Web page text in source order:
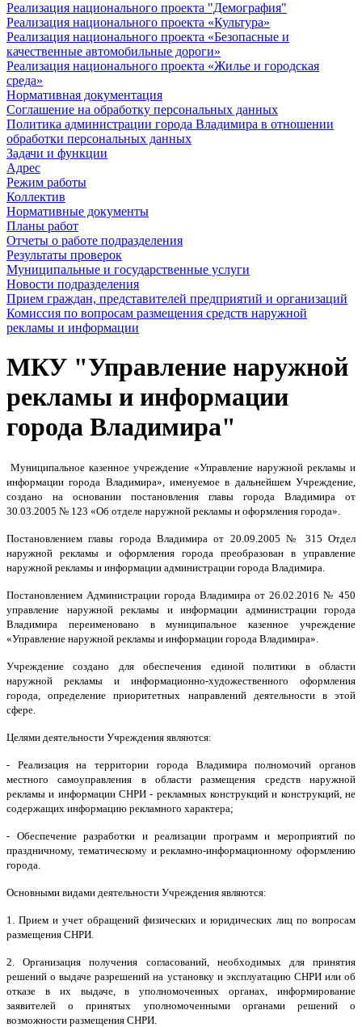
Реализация национального проекта "Демография"
Реализация национального проекта «Культура»
Реализация национального проекта «Безопасные и
качественные автомобильные дороги»
Реализация национального проекта «Жилье и городская
среда»
Нормативная документация
Соглашение на обработку персональных данных
Политика администрации города Владимира в отношении
обработки персональных данных
Задачи и функции
Адрес
Режим работы
Коллектив
Нормативные документы
Планы работ
Отчеты о работе подразделения
Результаты проверок
Муниципальные и государственные услуги
Новости подразделения
Прием граждан, представителей предприятий и организаций
Комиссия по вопросам размещения средств наружной
рекламы и информации
МКУ "Управление наружной
рекламы и информации
города Владимира"
Муниципальное казенное учреждение «Управление наружной рекламы и
информации города Владимира», именуемое в дальнейшем Учреждение,
создано на основании постановления главы города Владимира от
30.03.2005 № 123 «Об отделе наружной рекламы и оформления города».
Постановлением главы города Владимира от 20.09.2005 № 315 Отдел
наружной рекламы и оформления города преобразован в управление
наружной рекламы и информации администрации города Владимира.
Постановлением Администрации города Владимира от 26.02.2016 № 450
управление наружной рекламы и информации администрации города
Владимира переименовано в муниципальное казенное учреждение
«Управление наружной рекламы и информации города Владимира».
Учреждение создано для обеспечения единой политики в области
наружной рекламы и информационно-художественного оформления
города, определение приоритетных направлений деятельности в этой
сфере.
Целями деятельности Учреждения являются:
- Реализация на территории города Владимира полномочий органов
местного самоуправления в области размещения средств наружной
рекламы и информации СНРИ - рекламных конструкций и конструкций, не
содержащих информацию рекламного характера;
- Обеспечение разработки и реализации программ и мероприятий по
праздничному, тематическому и рекламно-информационному оформлению
города.
Основными видами деятельности Учреждения являются:
1. Прием и учет обращений физических и юридических лиц по вопросам
размещения СНРИ.
2. Организация получения согласований, необходимых для принятия
решений о выдаче разрешений на установку и эксплуатацию СНРИ или об
отказе в их выдаче, в уполномоченных органах, информирование
заявителей о принятых уполномоченными органами решений о
возможности размещения СНРИ.